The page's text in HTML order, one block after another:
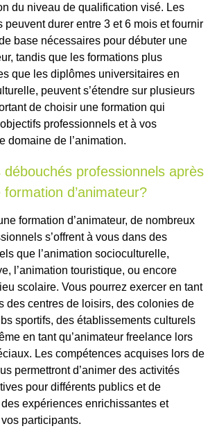
du niveau de qualification visé. Les
peuvent durer entre 3 et 6 mois et fournir
base nécessaires pour débuter une
tandis que les formations plus
que les diplômes universitaires en
peuvent s’étendre sur plusieurs
de choisir une formation qui
professionnels et à vos
domaine de l’animation.
débouchés professionnels après
d’animateur?
formation d’animateur, de nombreux
s’offrent à vous dans des
que l’animation socioculturelle,
l’animation touristique, ou encore
scolaire. Vous pourrez exercer en tant
des centres de loisirs, des colonies de
sportifs, des établissements culturels
en tant qu’animateur freelance lors
Les compétences acquises lors de
permettront d’animer des activités
pour différents publics et de
expériences enrichissantes et
participants.